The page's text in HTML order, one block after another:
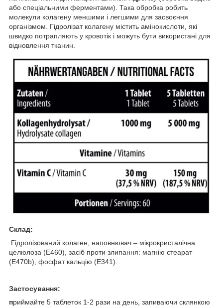
або спеціальними ферментами). Така обробка робить
молекули колагену меншими і легшими для засвоєння
організмом. Гідролізат колагену містить амінокислоти, які
швидко потрапляють у кровотік і можуть бути використані для
відновлення тканин.
Склад:
Гідролізований колаген, наповнювач – мікрокристалічна
целюлоза (Е460), засіб проти злипання: магнію стеарат
(E470b), фосфат кальцію (E341).
Застосування:
приймайте 5 таблеток 1-2 рази на день, запиваючи склянкою